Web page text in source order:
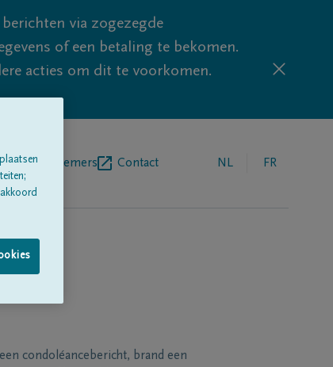
via zogezegde
of een betaling te bekomen.
acties om dit te voorkomen.
Contact NL FR
condoléancebericht, brand een